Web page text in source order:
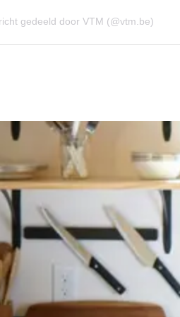
gedeeld door VTM (@vtm.be)
VERKLAPT PER